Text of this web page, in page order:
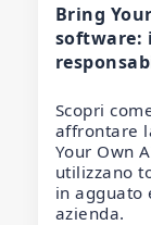
Bring
software:
Scopri
affrontare
Your Own
utilizzano
in agguato
azienda.